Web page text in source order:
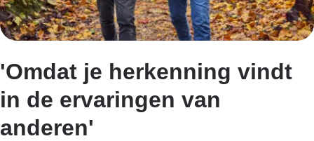
'Omdat je herkenning vindt
in de ervaringen van
anderen'